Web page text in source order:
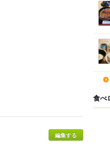
食べ